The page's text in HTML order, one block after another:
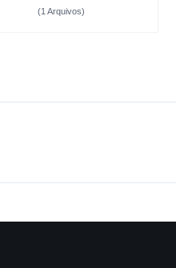
(1 Arquivos)